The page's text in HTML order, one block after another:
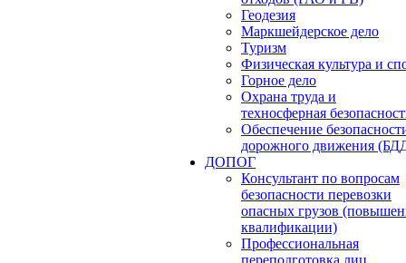
Геодезия
Маркшейдерское дело
Туризм
Физическая культура и
Горное дело
Охрана труда и
техносферная
Обеспечение
дорожного движения
ДОПОГ
Консультант по вопросам
безопасности перевозки
опасных грузов
квалификации)
Профессиональная
переподготовка лиц,